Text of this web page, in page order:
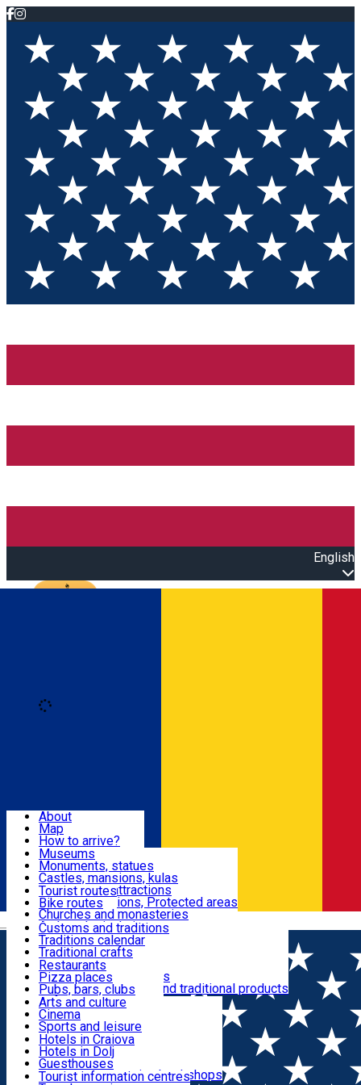
English
Română
Attractions
Routes
Customs, Traditions
Food & Drinks
Leisure & Fun
Accommodation
Useful
About
Map
How to arrive?
Recommendations
Tourist attractions
News
Museums
Monuments, statues
Castles, mansions, kulas
Architectural attractions
Natural attractions, Protected areas
Churches and monasteries
Archaeological sites
Parks and gardens
Tourist routes
Bike routes
Customs and traditions
Traditions calendar
Traditional crafts
Traditional cuisine
Wineries and vineyards
Local manufacturers and traditional products
Restaurants
Pizza places
Pubs, bars, clubs
Cafes and teahouses
Sweets and ice cream
Fast-food
Arts and culture
Cinema
Sports and leisure
Horse riding
Swimming pools
Zoo
Shopping, souvenirs, bookshops
Hotels in Craiova
Hotels in Dolj
Guesthouses
Villas
Tourist information centres